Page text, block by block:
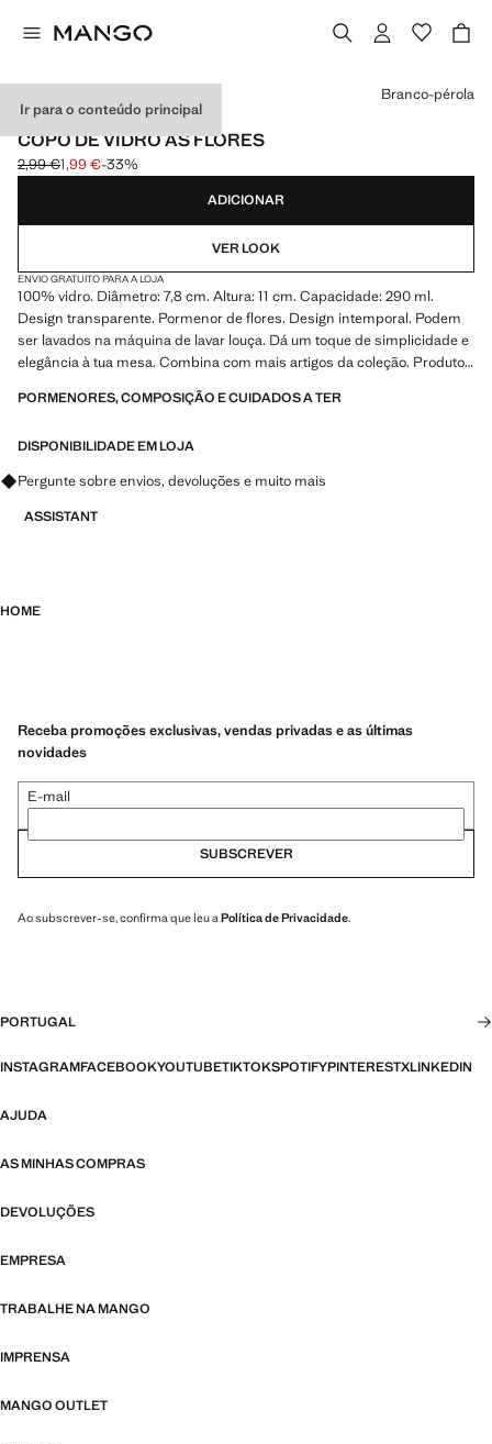
Ir para o conteúdo principal
MADE IN EUROPE
COPO DE VIDRO ÀS FLORES
Preço inicial riscado [2,99 € ]
2,99 €
Preço atual [1,99 € ]
1,99 €-33%
Selecione uma cor
Branco-pérola
ADICIONAR
VER LOOK
ENVIO GRATUITO PARA A LOJA
100% vidro. Diâmetro: 7,8 cm. Altura: 11 cm. Capacidade: 290 ml.
Design transparente. Pormenor de flores. Design intemporal. Podem
ser lavados na máquina de lavar louça. Dá um toque de simplicidade e
elegância à tua mesa. Combina com mais artigos da coleção. Produto
PORMENORES, COMPOSIÇÃO E CUIDADOS A TER
DISPONIBILIDADE EM LOJA
Pergunte sobre envios, devoluções e muito mais
ASSISTANT
HOME
Receba promoções exclusivas, vendas privadas e as últimas
novidades
E-mail
SUBSCREVER
Ao subscrever-se, confirma que leu a Política de Privacidade.
PORTUGAL
INSTAGRAMFACEBOOKYOUTUBETIKTOKSPOTIFYPINTERESTXLINKEDIN
AJUDA
AS MINHAS COMPRAS
DEVOLUÇÕES
EMPRESA
TRABALHE NA MANGO
IMPRENSA
MANGO OUTLET